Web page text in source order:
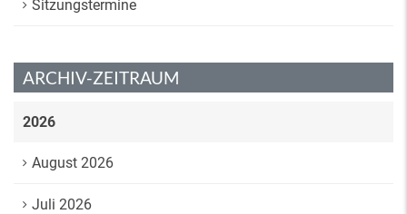
Sitzungstermine
ARCHIV-ZEITRAUM
2026
August 2026
Juli 2026